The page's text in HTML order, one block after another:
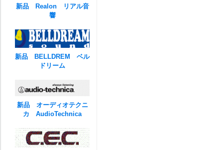
新品 Realon リアル音
響
新品 BELLDREM ベル
ドリーム
新品 オーディオテクニ
カ AudioTechnica